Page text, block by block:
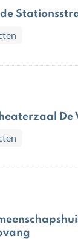
De